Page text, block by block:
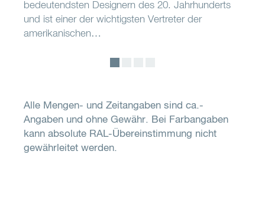
bedeutendsten Designern des 20. Jahrhunderts
und ist einer der wichtigsten Vertreter der
amerikanischen…
Alle Mengen- und Zeitangaben sind ca.-
Angaben und ohne Gewähr. Bei Farbangaben
kann absolute RAL-Übereinstimmung nicht
gewährleitet werden.